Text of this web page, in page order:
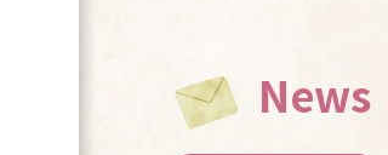
News